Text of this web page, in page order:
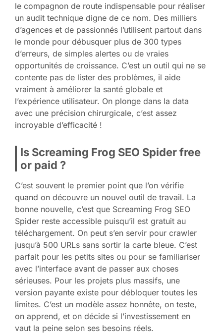
le compagnon de route indispensable pour réaliser
un audit technique digne de ce nom. Des milliers
d’agences et de passionnés l’utilisent partout dans
le monde pour débusquer plus de 300 types
d’erreurs, de simples alertes ou de vraies
opportunités de croissance. C’est un outil qui ne se
contente pas de lister des problèmes, il aide
vraiment à améliorer la santé globale et
l’expérience utilisateur. On plonge dans la data
avec une précision chirurgicale, c’est assez
incroyable d’efficacité !
Is Screaming Frog SEO Spider free
or paid ?
C’est souvent le premier point que l’on vérifie
quand on découvre un nouvel outil de travail. La
bonne nouvelle, c’est que Screaming Frog SEO
Spider reste accessible puisqu’il est gratuit au
téléchargement. On peut s’en servir pour crawler
jusqu’à 500 URLs sans sortir la carte bleue. C’est
parfait pour les petits sites ou pour se familiariser
avec l’interface avant de passer aux choses
sérieuses. Pour les projets plus massifs, une
version payante existe pour débloquer toutes les
limites. C’est un modèle assez honnête, on teste,
on apprend, et on décide si l’investissement en
vaut la peine selon ses besoins réels.